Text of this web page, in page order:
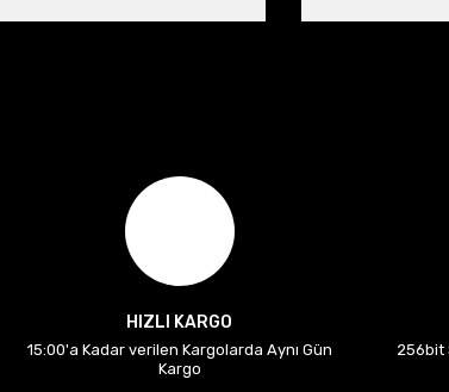
HIZLI KARGO
15:00'a Kadar verilen Kargolarda Aynı Gün
Kargo
256bit